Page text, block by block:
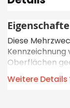
Diese
Oberflächen
Leiterplatten,
Schilder und
Weitere Details